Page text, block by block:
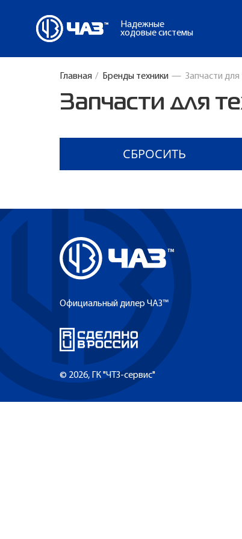
Надежные
ходовые системы
Главная / Бренды техники — Запчасти для
Запчасти для
Официальный дилер ЧАЗ™
© 2026, ГК "ЧТЗ-сервис"